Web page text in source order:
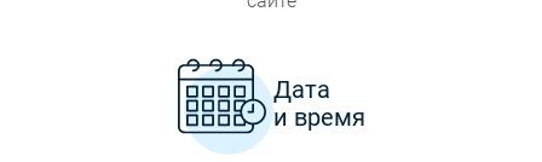
Дата
и время